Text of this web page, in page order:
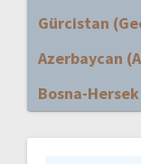
Gürcistan
Azerbaycan
Bosna-